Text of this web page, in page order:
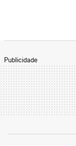
Publicidade